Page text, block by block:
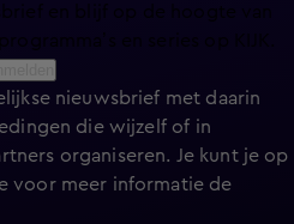
en blijf op de hoogte van
en series op KIJK.
nieuwsbrief met daarin
die wijzelf of in
organiseren. Je kunt je op
voor meer informatie de